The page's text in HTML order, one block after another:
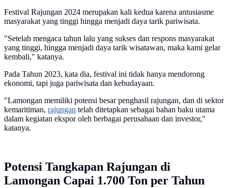
Festival Rajungan 2024 merupakan kali kedua karena antusiasme
masyarakat yang tinggi hingga menjadi daya tarik pariwisata.
"Setelah mengaca tahun lalu yang sukses dan respons masyarakat
yang tinggi, hingga menjadi daya tarik wisatawan, maka kami gelar
kembali," katanya.
Pada Tahun 2023, kata dia, festival ini tidak hanya mendorong
ekonomi, tapi juga pariwisata dan kebudayaan.
"Lamongan memiliki potensi besar penghasil rajungan, dan di sektor
kemaritiman, rajungan telah ditetapkan sebagai bahan baku utama
dalam kegiatan ekspor oleh berbagai perusahaan dan investor,"
katanya.
Potensi Tangkapan Rajungan di
Lamongan Capai 1.700 Ton per Tahun